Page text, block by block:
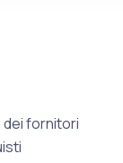
fornitori